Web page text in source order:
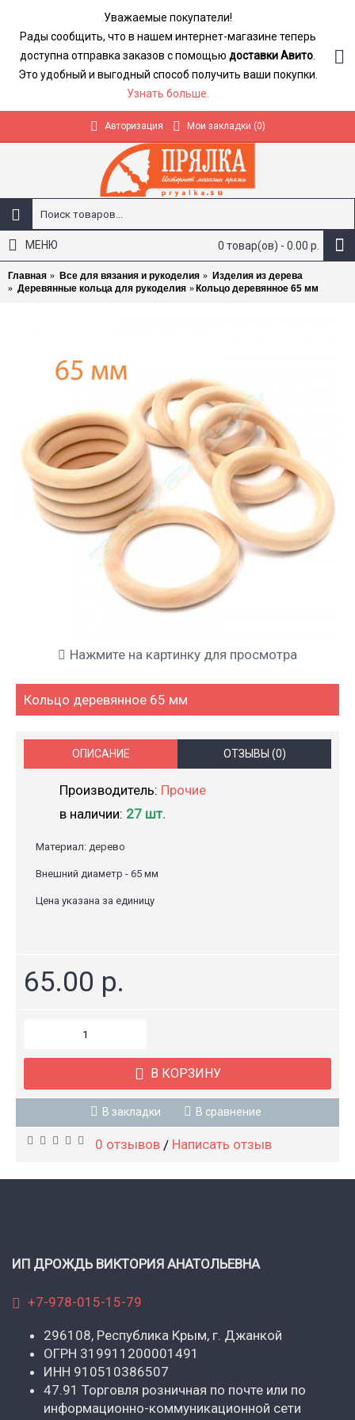
Уважаемые покупатели!
Рады сообщить, что в нашем интернет-магазине теперь
доступна отправка заказов с помощью доставки Авито
Это удобный и выгодный способ получить ваши покупки.
Узнать больше.
Авторизация Мои закладки (0)
0 товар(ов) - 0.00 р.
МЕНЮ
Главная Все для вязания и рукоделия
Изделия из дерева
Деревянные кольца для рукоделия
Кольцо деревянное 65 мм
Нажмите на картинку для просмотра
Кольцо деревянное 65 мм
ОПИСАНИЕ ОТЗЫВЫ (0)
Производитель: Прочие
в наличии: 27 шт.
Материал: дерево
Внешний диаметр - 65 мм
Цена указана за единицу
65.00 р.
В КОРЗИНУ
В закладки В сравнение
0 отзывов / Написать отзыв
ИП ДРОЖДЬ ВИКТОРИЯ АНАТОЛЬЕВНА
+7-978-015-15-79
296108, Республика Крым, г. Джанкой
ОГРН 319911200001491
ИНН 910510386507
47.91 Торговля розничная по почте или по
информационно-коммуникационной сети